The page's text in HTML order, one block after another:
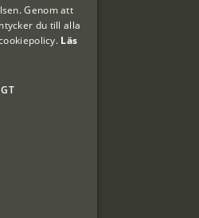
Genom att
du till alla
Läs